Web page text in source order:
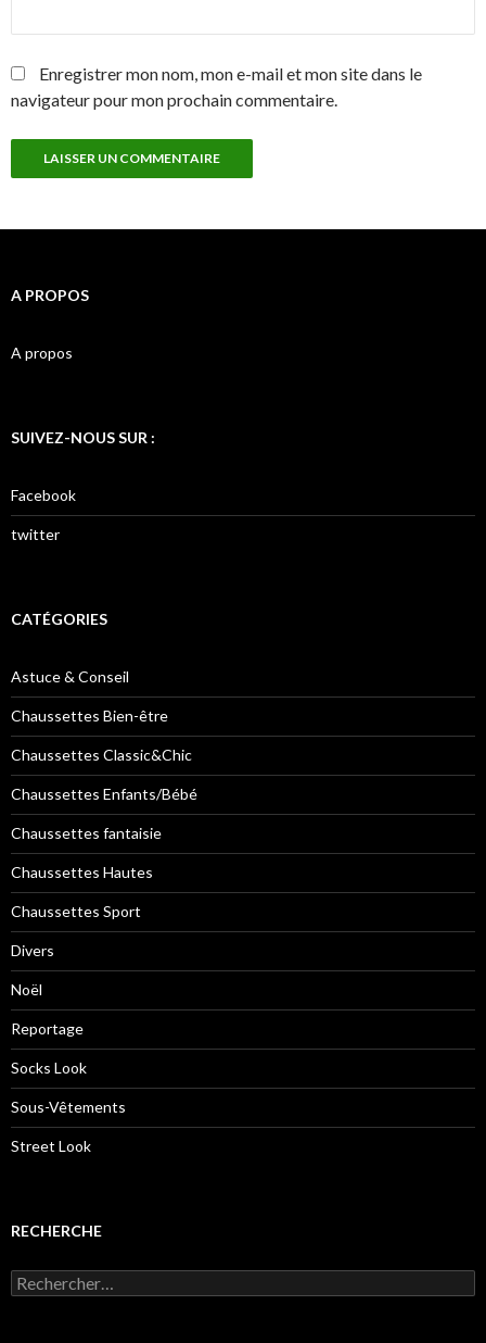
Enregistrer mon nom, mon e-mail et mon site dans le
navigateur pour mon prochain commentaire.
A PROPOS
A propos
SUIVEZ-NOUS SUR :
Facebook
twitter
CATÉGORIES
Astuce & Conseil
Chaussettes Bien-être
Chaussettes Classic&Chic
Chaussettes Enfants/Bébé
Chaussettes fantaisie
Chaussettes Hautes
Chaussettes Sport
Divers
Noël
Reportage
Socks Look
Sous-Vêtements
Street Look
RECHERCHE
Rechercher :